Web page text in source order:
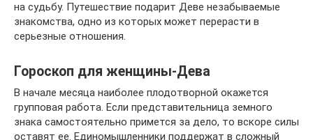
на судьбу. Путешествие подарит Деве незабываемые
знакомства, одно из которых может перерасти в
серьезные отношения.
Гороскоп для женщины-Дева
В начале месяца наиболее плодотворной окажется
групповая работа. Если представительница земного
знака самостоятельно примется за дело, то вскоре силы
оставят ее. Единомышленники поддержат в сложный